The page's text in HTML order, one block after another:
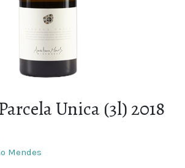
Unica (3l) 2018
Mendes